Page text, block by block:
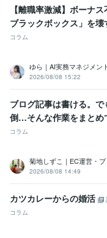
消費生活コンサルタント
潜在意識 引き寄せ:2年
【離職率激減】ボーナ
ブラックボックス」を
コラム
ゆら｜AI実務マネジメン
2026/08/08 15:22
ブログ記事は書ける。
倒…そんな作業をまとめ
コラム
菊地しずこ｜EC運営・
2026/08/08 14:49
カツカレーからの婚活
コラム